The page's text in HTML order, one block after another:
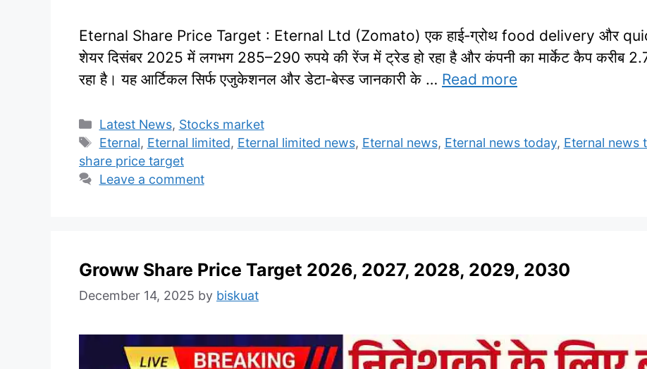
Eternal Share Price Target : Eternal Ltd (Zomato) एक हाई‑ग्रोथ food delivery और
शेयर दिसंबर 2025 में लगभग 285–290 रुपये की रेंज में ट्रेड हो रहा है और कंपनी का मार्केट कैप करीब
रहा है। यह आर्टिकल सिर्फ एजुकेशनल और डेटा‑बेस्ड जानकारी के … Read more
Categories
Latest News, Stocks market
Tags
Eternal, Eternal limited, Eternal limited news, Eternal news, Eternal news today, Eternal news
share price target
Leave a comment
Groww Share Price Target 2026, 2027, 2028, 2029, 2030
December 14, 2025 by biskuat